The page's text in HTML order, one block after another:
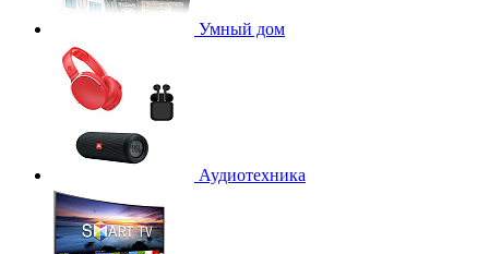
Умный дом
Аудиотехника